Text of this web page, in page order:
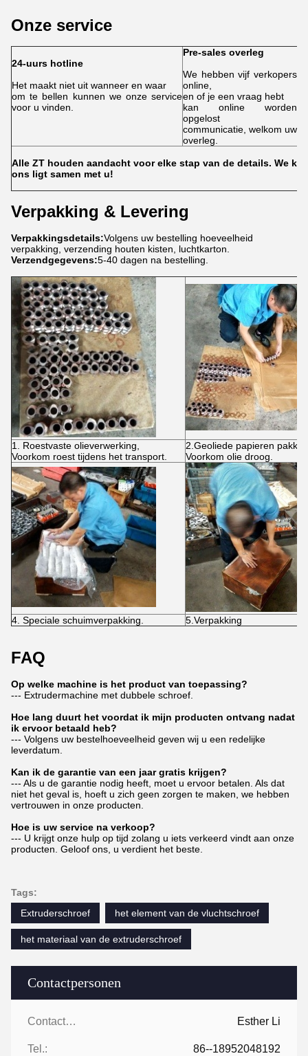
Contactpersonen
Contactpersonen: Esther Li
Tel.: 86--18952048192
Onze service
24-uurs hotline
Het maakt niet uit wanneer en waar
om te bellen kunnen we onze service
voor u vinden.
Pre-sales overleg
We hebben vijf verkopers
online,
en of je een vraag hebt
kan online worden
opgelost
communicatie, welkom uw
overleg.
Alle ZT houden aandacht voor elke stap van de details. We
ons ligt samen met u!
Verpakking & Levering
Verpakkingsdetails:Volgens uw bestelling hoeveelheid
verpakking, verzending houten kisten, luchtkarton.
Verzendgegevens:5-40 dagen na bestelling.
1. Roestvaste olieverwerking,
Voorkom roest tijdens het transport.
2.Geoliede papieren
Voorkom olie droog.
4. Speciale schuimverpakking. 5.Verpakking
FAQ
Op welke machine is het product van toepassing?
--- Extrudermachine met dubbele schroef.
Hoe lang duurt het voordat ik mijn producten ontvang nadat
ik ervoor betaald heb?
--- Volgens uw bestelhoeveelheid geven wij u een redelijke
leverdatum.
Kan ik de garantie van een jaar gratis krijgen?
--- Als u de garantie nodig heeft, moet u ervoor betalen. Als dat
niet het geval is, hoeft u zich geen zorgen te maken, we hebben
vertrouwen in onze producten.
Hoe is uw service na verkoop?
--- U krijgt onze hulp op tijd zolang u iets verkeerd vindt aan onze
producten. Geloof ons, u verdient het beste.
Tags:
Extruderschroef
het element van de vluchtschroef
het materiaal van de extruderschroef